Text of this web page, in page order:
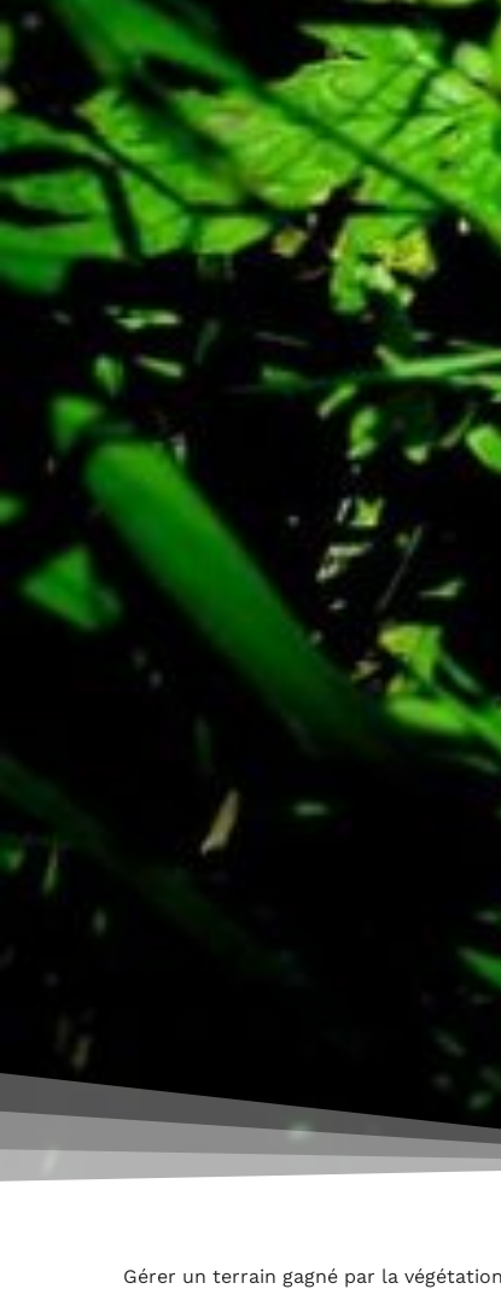
Gérer un terrain gagné par la